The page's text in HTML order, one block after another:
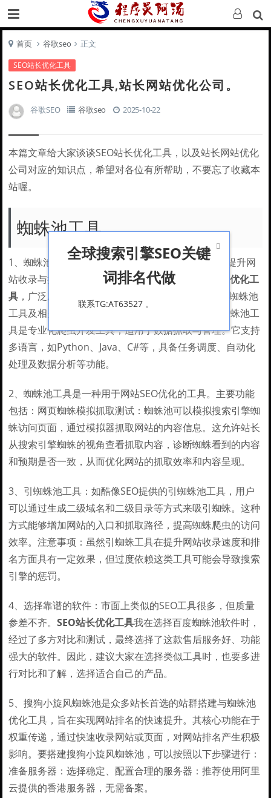
首页 谷歌seo 正文
SEO站长优化工具
SEO站长优化工具,站长网站优化公司。
谷歌SEO 谷歌seo 2025-10-22
本篇文章给大家谈谈SEO站长优化工具，以及站长网站优化
公司对应的知识点，希望对各位有所帮助，不要忘了收藏本
站喔。
蜘蛛池工具
1、蜘蛛池工具是用于优化搜索引擎爬虫抓取效率、提升网
站收录与排名
SEO站长优化工具的技术工具
SEO站长优化工
具 ，广泛应用于SEO领域。主流
的蜘蛛池
工具及相关信息如下
：云优超级蜘蛛池工
具是专业化爬虫开发工具，适用于数据抓取与管理。它支持
多语言，如Python、Java、C#等，具备任务调度、自动化
处理及数据分析等功能。
2、蜘蛛池工具是一种用于网站SEO优化的工具。主要功能
包括：网页蜘蛛模拟抓取测试：蜘蛛池可以模拟搜索引擎蜘
蛛访问页面，通过模拟器抓取网站的内容信息。这允许站长
从搜索引擎蜘蛛的视角查看抓取内容，诊断蜘蛛看到的内容
和预期是否一致，从而优化网站的抓取效率和内容呈现。
3、引蜘蛛池工具：如酷像SEO提供的引蜘蛛池工具，用户
可以通过生成二级域名和二级目录等方式来吸引蜘蛛。这种
方式能够增加网站的入口和抓取路径，提高蜘蛛爬虫的访问
效率。注意事项：虽然引蜘蛛工具在提升网站收录速度和排
名方面具有一定效果，但过度依赖这类工具可能会导致搜索
引擎的惩罚。
4、选择靠谱的软件：市面上类似的SEO工具很多，但质量
参差不齐。SEO站长优化工具我在选择百度蜘蛛池软件时，
经过了多方对比和测试，最终选择了这款售后服务好、功能
强大的软件。因此，建议大家在选择类似工具时，也要多进
行对比和了解，选择适合自己的产品。
5、搜狗小旋风蜘蛛池是众多站长首选的站群搭建与蜘蛛池
优化工具，旨在实现网站排名的快速提升。其核心功能在于
权重传递，通过快速收录网站或页面，对网站排名产生积极
影响。要搭建搜狗小旋风蜘蛛池，可以按照以下步骤进行：
准备服务器：选择稳定、配置合理的服务器：推荐使用阿里
云提供的香港服务器，无需备案。

全球搜索引擎SEO关键
词排名代做
联系TG:AT63527 。